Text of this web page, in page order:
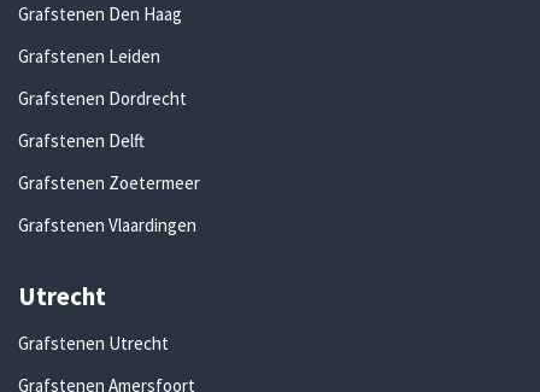
Grafstenen Den Haag
Grafstenen Leiden
Grafstenen Dordrecht
Grafstenen Delft
Grafstenen Zoetermeer
Grafstenen Vlaardingen
Utrecht
Grafstenen Utrecht
Grafstenen Amersfoort